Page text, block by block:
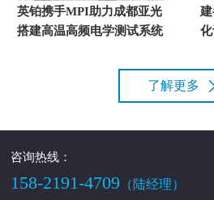
英铂携手MPI助力成都亚光
搭建高温高频电学测试系统
了解更多
咨询热线：
158-2191-4709 （陆经理）